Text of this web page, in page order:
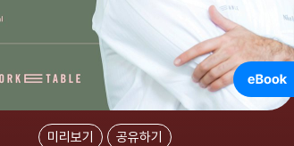
미리보기 공유하기